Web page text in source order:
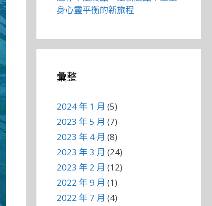
身心靈平衡的新旅程
彙整
2024 年 1 月 (5)
2023 年 5 月 (7)
2023 年 4 月 (8)
2023 年 3 月 (24)
2023 年 2 月 (12)
2022 年 9 月 (1)
2022 年 7 月 (4)